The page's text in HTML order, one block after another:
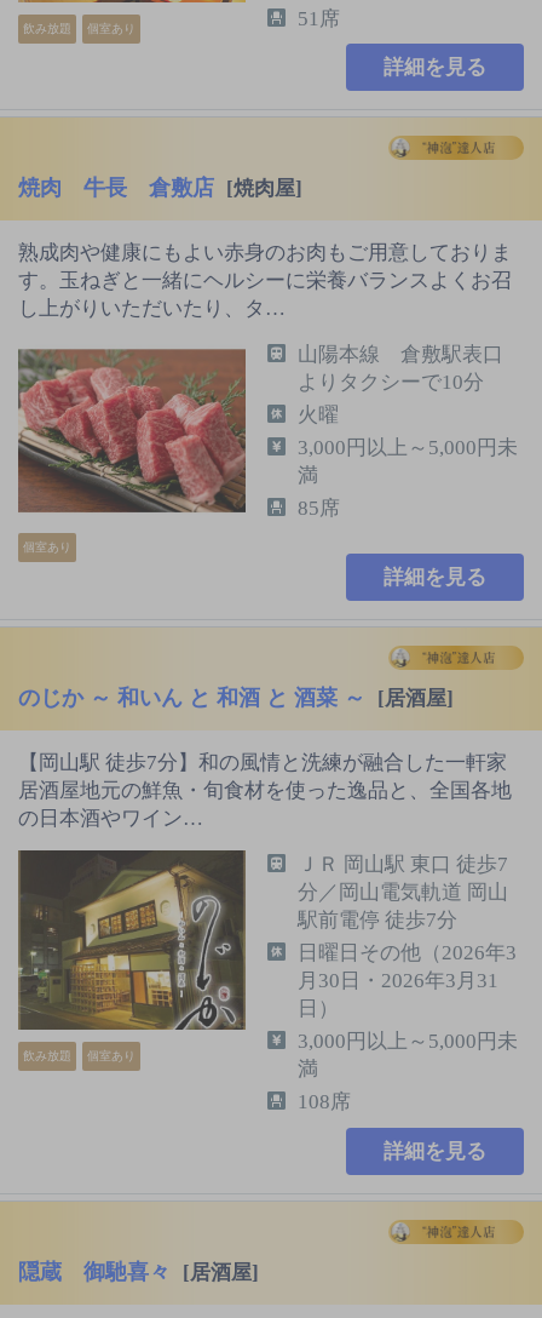
飲み放題 個室あり 51席
詳細を見る
焼肉 牛長 倉敷店 [焼肉屋]
熟成肉や健康にもよい赤身のお肉もご用意しておりま
す。玉ねぎと一緒にヘルシーに栄養バランスよくお召
し上がりいただいたり、タ…
個室あり
山陽本線 倉敷駅表口
よりタクシーで10分
火曜
3,000円以上～5,000円未
満
85席
詳細を見る
のじか ～ 和いん と 和酒 と 酒菜 ～ [居酒屋]
【岡山駅 徒歩7分】和の風情と洗練が融合した一軒家
居酒屋地元の鮮魚・旬食材を使った逸品と、全国各地
の日本酒やワイン…
飲み放題 個室あり
ＪＲ 岡山駅 東口 徒歩7
分／岡山電気軌道 岡山
駅前電停 徒歩7分
日曜日その他（2026年3
月30日・2026年3月31
日）
3,000円以上～5,000円未
満
108席
詳細を見る
隠蔵 御馳喜々 [居酒屋]